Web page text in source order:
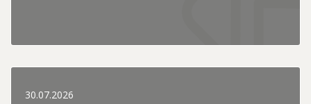
30.07.2026